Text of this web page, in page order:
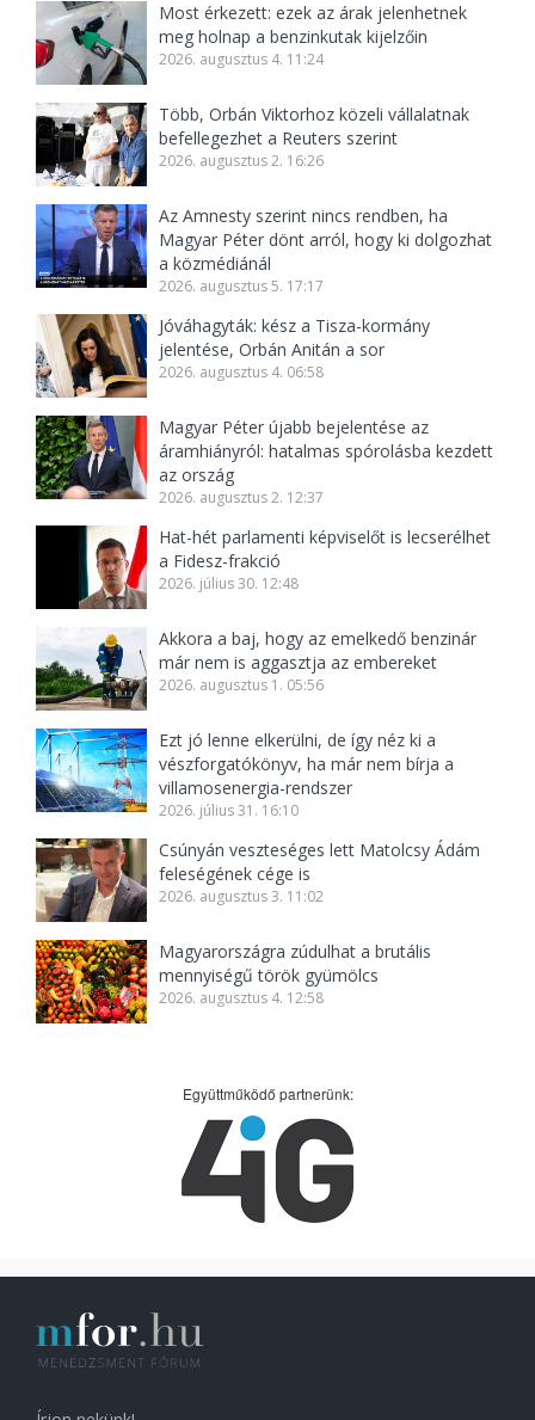
Most érkezett: ezek az árak jelenhetnek
meg holnap a benzinkutak kijelzőin
2026. augusztus 4. 11:24
Több, Orbán Viktorhoz közeli vállalatnak
befellegezhet a Reuters szerint
2026. augusztus 2. 16:26
Az Amnesty szerint nincs rendben, ha
Magyar Péter dönt arról, hogy ki dolgozhat
a közmédiánál
2026. augusztus 5. 17:17
Jóváhagyták: kész a Tisza-kormány
jelentése, Orbán Anitán a sor
2026. augusztus 4. 06:58
Magyar Péter újabb bejelentése az
áramhiányról: hatalmas spórolásba kezdett
az ország
2026. augusztus 2. 12:37
Hat-hét parlamenti képviselőt is lecserélhet
a Fidesz-frakció
2026. július 30. 12:48
Akkora a baj, hogy az emelkedő benzinár
már nem is aggasztja az embereket
2026. augusztus 1. 05:56
Ezt jó lenne elkerülni, de így néz ki a
vészforgatókönyv, ha már nem bírja a
villamosenergia-rendszer
2026. július 31. 16:10
Csúnyán veszteséges lett Matolcsy Ádám
feleségének cége is
2026. augusztus 3. 11:02
Magyarországra zúdulhat a brutális
mennyiségű török gyümölcs
2026. augusztus 4. 12:58
Együttműködő partnerünk: